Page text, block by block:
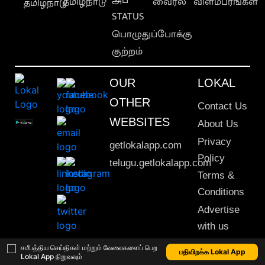
சமீபத்திய செய்திகள் மற்றும் வேலைகளைப் பெற
Lokal App நிறுவவும்
பதிவிறக்க Lokal App
STATUS
பொழுதுப்போக்கு
குற்றம்
OUR
OTHER
WEBSITES
getlokalapp.com
telugu.getlokalapp.com
LOKAL
Contact Us
About Us
Privacy
Policy
Terms &
Conditions
Advertise
with us
Sitemap
This material may not be published, transmitted, rewritten or redistributed. © 2020 Lokal App. All rights reserved.